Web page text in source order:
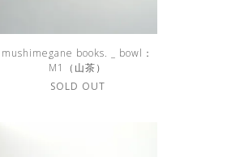
mushimegane books. _ bowl：
M1（山茶）
SOLD OUT